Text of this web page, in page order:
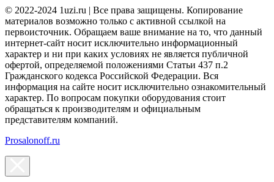
© 2022-2024 1uzi.ru | Все права защищены. Копирование
материалов возможно только с активной ссылкой на
первоисточник. Обращаем ваше внимание на то, что данный
интернет-сайт носит исключительно информационный
характер и ни при каких условиях не является публичной
офертой, определяемой положениями Статьи 437 п.2
Гражданского кодекса Российской Федерации. Вся
информация на сайте носит исключительно ознакомительный
характер. По вопросам покупки оборудования стоит
обращаться к производителям и официальным
представителям компаний.
Prosalonoff.ru